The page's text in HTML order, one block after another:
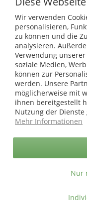
Shop Service
Informationen
* bei Paketversand.
Copyright © afp
Sicher
Wir verwenden
personalisieren,
zu können und die
analysieren.
Verwendung
soziale Medien,
können zur
werden. Unsere
möglicherweise mit
ihnen bereitgestellt
Nutzung der
Mehr Informationen
Nur